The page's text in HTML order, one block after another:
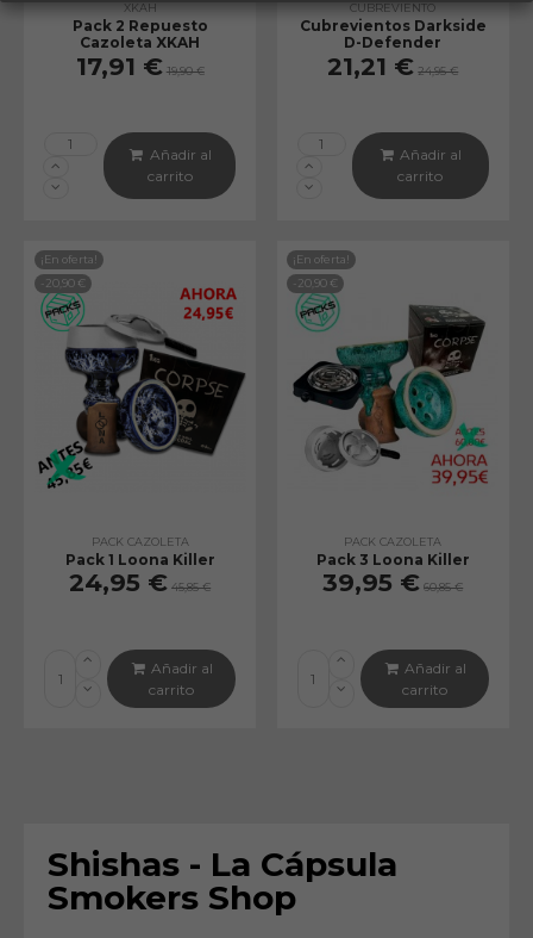
XKAH
Pack 2 Repuesto
Cazoleta XKAH
17,91 € 19,90 €
Añadir al
carrito
CUBREVIENTO
Cubrevientos Darkside
D-Defender
21,21 € 24,95 €
Añadir al
carrito
¡En oferta!
-20,90 €
PACK CAZOLETA
Pack 1 Loona Killer
24,95 € 45,85 €
Añadir al
carrito
¡En oferta!
-20,90 €
PACK CAZOLETA
Pack 3 Loona Killer
39,95 € 60,85 €
Añadir al
carrito
Shishas - La Cápsula
Smokers Shop